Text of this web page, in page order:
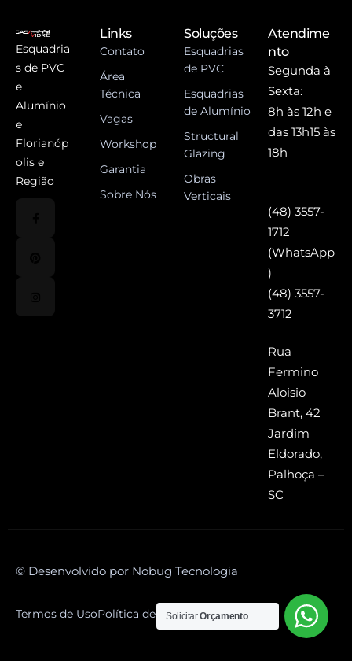
Esquadria
s de PVC
e
Alumínio
e
Florianóp
olis e
Região
Links
Contato
Área
Técnica
Vagas
Workshop
Garantia
Sobre Nós
Soluções
Esquadrias
de PVC
Esquadrias
de Alumínio
Structural
Glazing
Obras
Verticais
Atendime
nto
Segunda à
Sexta:
8h às 12h e
das 13h15 às
18h
(48) 3557-
1712
(WhatsApp
)
(48) 3557-
3712
Rua
Fermino
Aloisio
Brant, 42
Jardim
Eldorado,
Palhoça –
SC
© Desenvolvido por Nobug Tecnologia
Termos de UsoPolítica de Privacidade
SolicitarOrçamento